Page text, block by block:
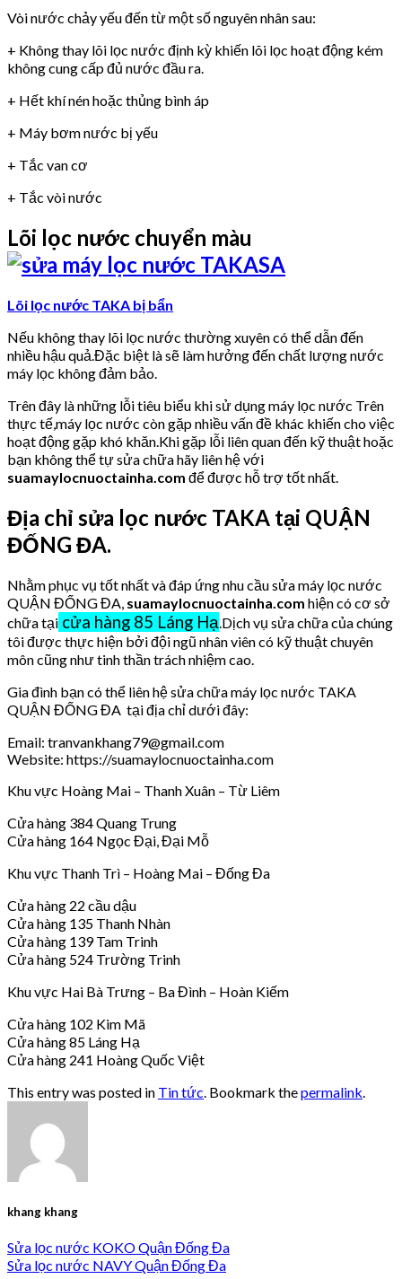
Vòi nước chảy yếu đến từ một số nguyên nhân sau:
+ Không thay lõi lọc nước định kỳ khiến lõi lọc hoạt động kém
không cung cấp đủ nước đầu ra.
+ Hết khí nén hoặc thủng bình áp
+ Máy bơm nước bị yếu
+ Tắc van cơ
+ Tắc vòi nước
Lõi lọc nước chuyển màu
Lõi lọc nước TAKA bị bẩn
Nếu không thay lõi lọc nước thường xuyên có thể dẫn đến
nhiều hậu quả.Đặc biệt là sẽ làm hưởng đến chất lượng nước
máy lọc không đảm bảo.
Trên đây là những lỗi tiêu biểu khi sử dụng máy lọc nước Trên
thực tế,máy lọc nước còn gặp nhiều vấn đề khác khiến cho việc
hoạt động gặp khó khăn.Khi gặp lỗi liên quan đến kỹ thuật hoặc
bạn không thể tự sửa chữa hãy liên hệ với
suamaylocnuoctainha.com để được hỗ trợ tốt nhất.
Địa chỉ sửa lọc nước TAKA tại QUẬN
ĐỐNG ĐA.
Nhằm phục vụ tốt nhất và đáp ứng nhu cầu sửa máy lọc nước
QUẬN ĐỐNG ĐA, suamaylocnuoctainha.com hiện có cơ sở
chữa tại cửa hàng 85 Láng Hạ .Dịch vụ sửa chữa của chúng
tôi được thực hiện bởi đội ngũ nhân viên có kỹ thuật chuyên
môn cũng như tinh thần trách nhiệm cao.
Gia đình bạn có thể liên hệ sửa chữa máy lọc nước TAKA
QUẬN ĐỐNG ĐA tại địa chỉ dưới đây:
Email: tranvankhang79@gmail.com
Website: https://suamaylocnuoctainha.com
Khu vực Hoàng Mai – Thanh Xuân – Từ Liêm
Cửa hàng 384 Quang Trung
Cửa hàng 164 Ngọc Đại, Đại Mỗ
Khu vực Thanh Trì – Hoàng Mai – Đống Đa
Cửa hàng 22 cầu dậu
Cửa hàng 135 Thanh Nhàn
Cửa hàng 139 Tam Trinh
Cửa hàng 524 Trường Trinh
Khu vực Hai Bà Trưng – Ba Đình – Hoàn Kiếm
Cửa hàng 102 Kim Mã
Cửa hàng 85 Láng Hạ
Cửa hàng 241 Hoàng Quốc Việt
This entry was posted in Tin tức . Bookmark thepermalink
khang khang
Sửa lọc nước KOKO Quận Đống Đa
Sửa lọc nước NAVY Quận Đống Đa